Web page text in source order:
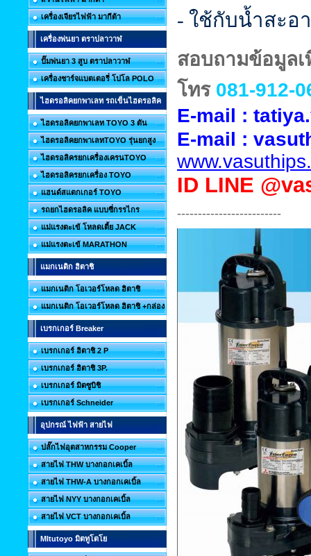
เครื่องเจียรไฟฟ้า มากีต้า
เครื่องพ่นยา ตราปลาวาฬ
ปั๊มพ่นยา 3 สูบ ตราปลาวาฬ
เครื่องชาร์จแบตเตอรี่ โปโล POLO
ไฮดรอลิคยกพาเลท รถเข็นไฮดรอลิค
ไฮดรอลิคยกพาเลท TOYO 3 ตัน
ไฮดรอลิคยกพาเลทTOYO รุ่นยกสูง
ไฮดรอลิครยกเครื่องเครนTOYO
ไฮดรอลิครยกเครื่อง TOYO
แฮนด์สแตกเกอร์ TOYO
รถยกไฮดรอลิค แบบซี่กรรไกร
แม่แรงตะเข้ โหลดเตี้ย JACK
แม่แรงตะเข้ MARATHON
แมกเนติก ฮิตาชิ
แมกเนติก โอเวอร์โหลด ฮิตาชิ
แมกเนติก โอเวอร์โหลด ฮิตาชิ +กล่อง
เบรกเกอร์ Breaker
เบรกเกอร์ ฮิตาชิ 2 P
เบรกเกอร์ ฮิตาชิ 3P.
เบรกเกอร์ มิตซูบิชิ
เบรกเกอร์ Schneider
อุปกรณ์ ไฟฟ้า สายไฟ
ปลั๊กไฟอุตสาหกรรม Cooper
สายไฟ THW บางกอกเคเบิ้ล
สายไฟ THW-A บางกอกเคเบิ้ล
สายไฟ NYY บางกอกเคเบิ้ล
สายไฟ VCT บางกอกเคเบิ้ล
MItutoyo มิตทูโตโย
- ใช้กับน้ำสะอ
สอบถามข้อมูลเ
โทร 081-912-
E-mail :
E-mail :
ID LINE
-------------------------